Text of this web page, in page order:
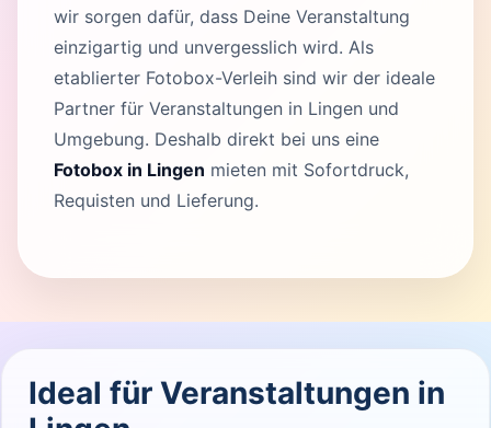
wir sorgen dafür, dass Deine Veranstaltung
einzigartig und unvergesslich wird. Als
etablierter Fotobox-Verleih sind wir der ideale
Partner für Veranstaltungen in Lingen und
Umgebung. Deshalb direkt bei uns eine
Fotobox in Lingen mieten mit Sofortdruck,
Requisten und Lieferung.
Ideal für Veranstaltungen in